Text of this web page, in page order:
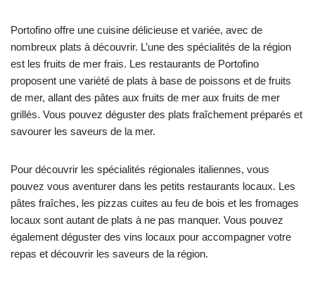
Portofino offre une cuisine délicieuse et variée, avec de
nombreux plats à découvrir. L’une des spécialités de la région
est les fruits de mer frais. Les restaurants de Portofino
proposent une variété de plats à base de poissons et de fruits
de mer, allant des pâtes aux fruits de mer aux fruits de mer
grillés. Vous pouvez déguster des plats fraîchement préparés et
savourer les saveurs de la mer.
Pour découvrir les spécialités régionales italiennes, vous
pouvez vous aventurer dans les petits restaurants locaux. Les
pâtes fraîches, les pizzas cuites au feu de bois et les fromages
locaux sont autant de plats à ne pas manquer. Vous pouvez
également déguster des vins locaux pour accompagner votre
repas et découvrir les saveurs de la région.